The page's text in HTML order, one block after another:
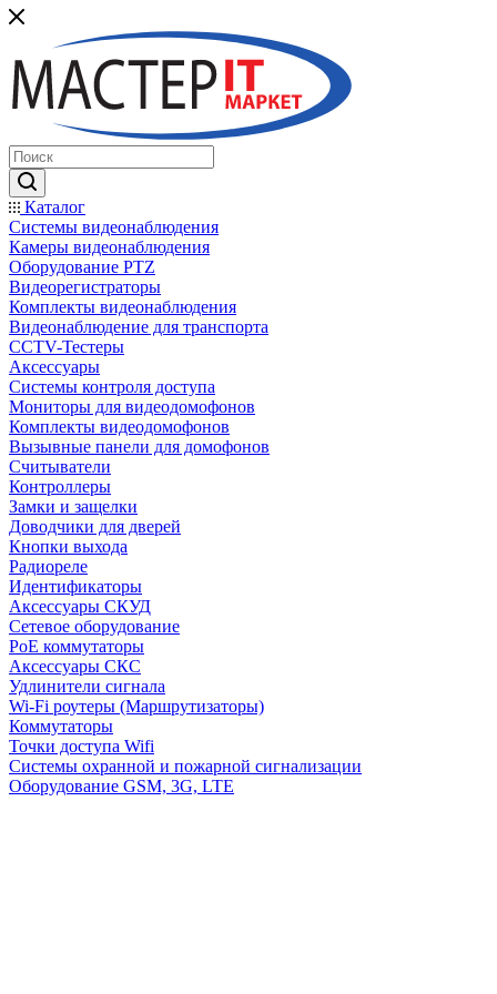
Каталог
Системы видеонаблюдения
Камеры видеонаблюдения
Оборудование PTZ
Видеорегистраторы
Комплекты видеонаблюдения
Видеонаблюдение для транспорта
CCTV-Тестеры
Аксессуары
Системы контроля доступа
Мониторы для видеодомофонов
Комплекты видеодомофонов
Вызывные панели для домофонов
Считыватели
Контроллеры
Замки и защелки
Доводчики для дверей
Кнопки выхода
Радиореле
Идентификаторы
Аксессуары СКУД
Сетевое оборудование
PoE коммутаторы
Аксессуары СКС
Удлинители сигнала
Wi-Fi роутеры (Маршрутизаторы)
Коммутаторы
Точки доступа Wifi
Системы охранной и пожарной сигнализации
Оборудование GSM, 3G, LTE